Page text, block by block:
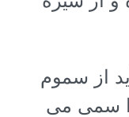
از سموم
سمی می